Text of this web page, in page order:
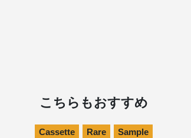
こちらもおすすめ
Cassette Rare Sample